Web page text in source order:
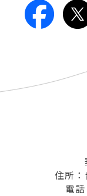
住所
電